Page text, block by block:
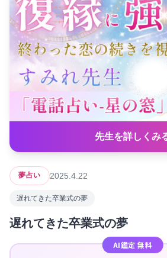
先生を詳しくみ
夢占い 2025.4.22
遅れてきた卒業式の夢
遅れてきた卒業式の夢
AI鑑定 無料